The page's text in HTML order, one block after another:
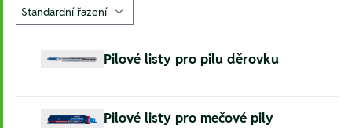
Pilové listy pro pilu děrovku
Pilové listy pro mečové pily